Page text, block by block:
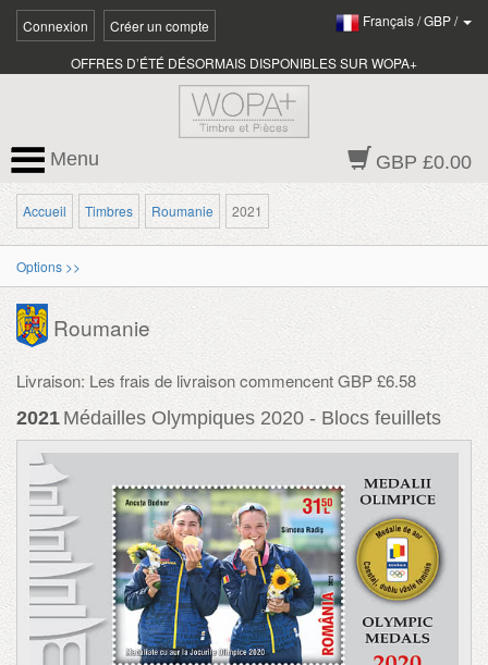
Connexion Créer un compte Français/GBP/
OFFRES D’ÉTÉ DÉSORMAIS DISPONIBLES SUR WOPA+
GBP £0.00
Menu
Accueil Timbres Roumanie 2021
Options >>
Roumanie
Livraison: Les frais de livraison commencent GBP £6.58
2021 Médailles Olympiques 2020 - Blocs feuillets